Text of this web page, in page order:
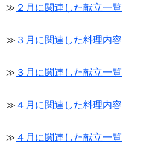
≫ ２月に関連した献立一覧
≫ ３月に関連した料理内容
≫ ３月に関連した献立一覧
≫ ４月に関連した料理内容
≫ ４月に関連した献立一覧